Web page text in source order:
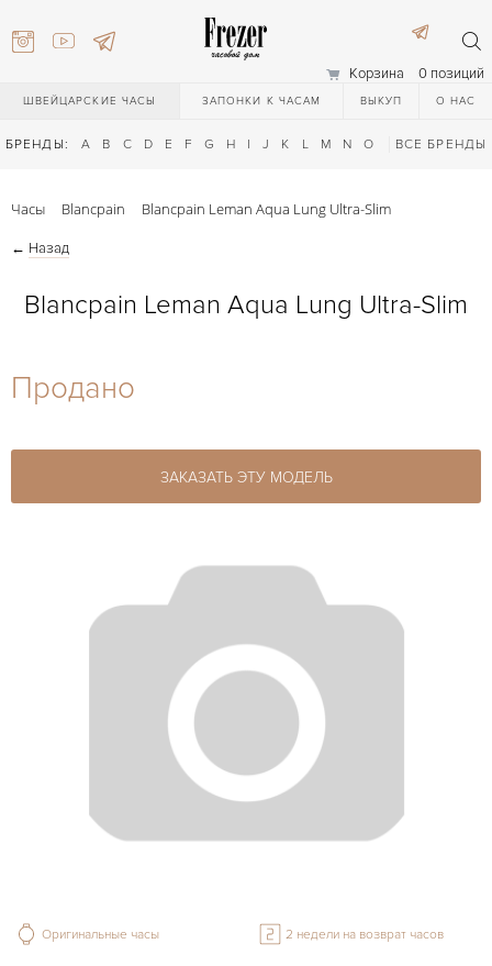
Корзина 0 позиций
ШВЕЙЦАРСКИЕ ЧАСЫ ЗАПОНКИ К ЧАСАМ ВЫКУП О НАС
БРЕНДЫ: A B C D E F G H I J K L M N O Q R S T
ВСЕ БРЕНДЫ
27-44
27-44
Часы Blancpain Blancpain Leman Aqua Lung Ultra-Slim
← Назад
Blancpain Leman Aqua Lung Ultra-Slim
Продано
ЗАКАЗАТЬ ЭТУ МОДЕЛЬ
Оригинальные часы 2 недели на возврат часов